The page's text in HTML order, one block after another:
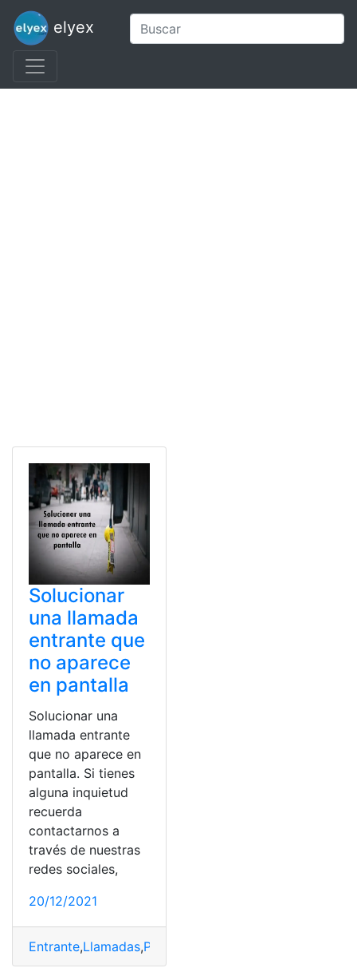
elyex
Solucionar
una llamada
entrante que
no aparece
en pantalla
Solucionar una
llamada entrante
que no aparece en
pantalla. Si tienes
alguna inquietud
recuerda
contactarnos a
través de nuestras
redes sociales,
20/12/2021
Entrante,Llamadas,Pantalla